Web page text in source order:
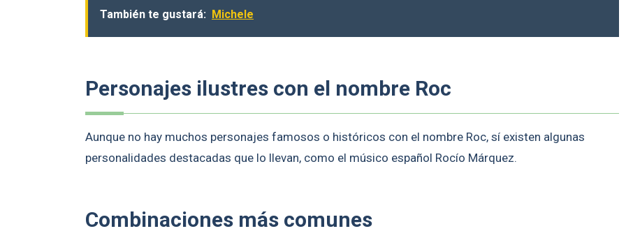
También te gustará: Michele
Personajes ilustres con el nombre Roc
Aunque no hay muchos personajes famosos o históricos con el nombre Roc, sí existen algunas
personalidades destacadas que lo llevan, como el músico español Rocío Márquez.
Combinaciones más comunes